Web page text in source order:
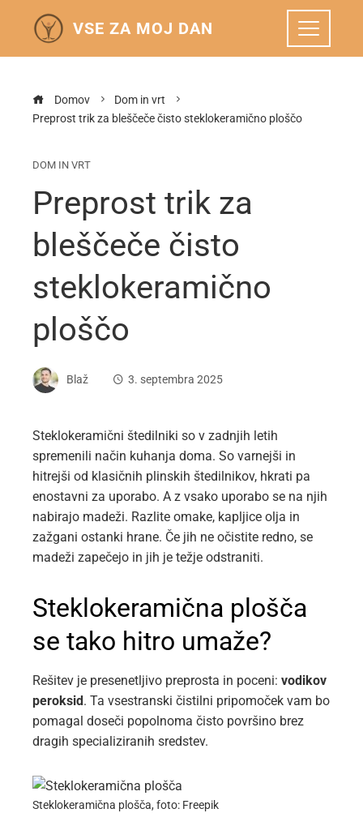
VSE ZA MOJ DAN
Domov
Dom in vrt
Preprost trik za bleščeče čisto steklokeramično ploščo
DOM IN VRT
Preprost trik za
bleščeče čisto
steklokeramično
ploščo
Blaž 3. septembra 2025
Steklokeramični štedilniki so v zadnjih letih
spremenili način kuhanja doma. So varnejši in
hitrejši od klasičnih plinskih štedilnikov, hkrati pa
enostavni za uporabo. A z vsako uporabo se na njih
nabirajo madeži. Razlite omake, kapljice olja in
zažgani ostanki hrane. Če jih ne očistite redno, se
madeži zapečejo in jih je težje odstraniti.
Steklokeramična plošča
se tako hitro umaže?
Rešitev je presenetljivo preprosta in poceni: vodikov
peroksid. Ta vsestranski čistilni pripomoček vam bo
pomagal doseči popolnoma čisto površino brez
dragih specializiranih sredstev.
Steklokeramična plošča, foto: Freepik